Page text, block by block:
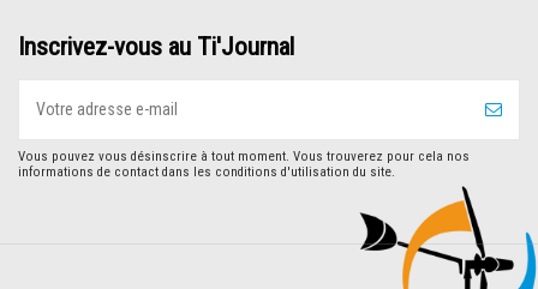
Inscrivez-vous au Ti'Journal
Vous pouvez vous désinscrire à tout moment. Vous trouverez pour cela nos
informations de contact dans les conditions d'utilisation du site.